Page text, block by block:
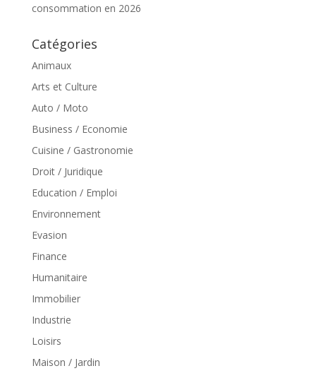
consommation en 2026
Catégories
Animaux
Arts et Culture
Auto / Moto
Business / Economie
Cuisine / Gastronomie
Droit / Juridique
Education / Emploi
Environnement
Evasion
Finance
Humanitaire
Immobilier
Industrie
Loisirs
Maison / Jardin